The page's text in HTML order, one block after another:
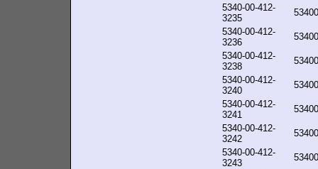
5340-00-412-
3235
5340-00-412-
3236
5340-00-412-
3238
5340-00-412-
3240
5340-00-412-
3241
5340-00-412-
3242
5340-00-412-
3243